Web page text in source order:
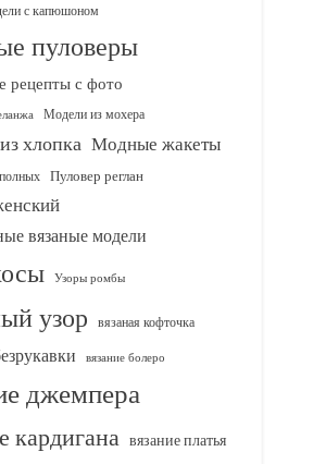
с капюшоном
пуловеры
рецепты с фото
Модели из мохера
хлопка Модные жакеты
Пуловер реглан
вязаные модели
Узоры ромбы
узор вязаная кофточка
вязание болеро
джемпера
кардигана вязание платья